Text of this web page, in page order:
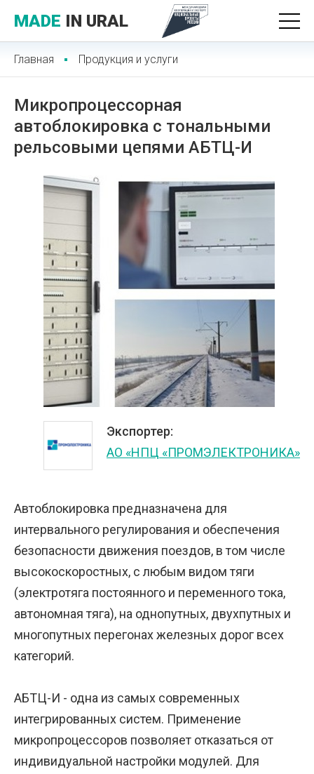
MADE IN URAL
Главная Продукция и услуги
Микропроцессорная
автоблокировка с тональными
рельсовыми цепями АБТЦ-И
Экспортер:
АО «НПЦ «ПРОМЭЛЕКТРОНИКА»
Автоблокировка предназначена для
интервального регулирования и обеспечения
безопасности движения поездов, в том числе
высокоскоростных, с любым видом тяги
(электротяга постоянного и переменного тока,
автономная тяга), на однопутных, двухпутных и
многопутных перегонах железных дорог всех
категорий.
АБТЦ-И - одна из самых современных
интегрированных систем. Применение
микропроцессоров позволяет отказаться от
индивидуальной настройки модулей. Для